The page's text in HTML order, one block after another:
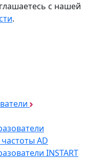
с нашей
.
AD
INSTART